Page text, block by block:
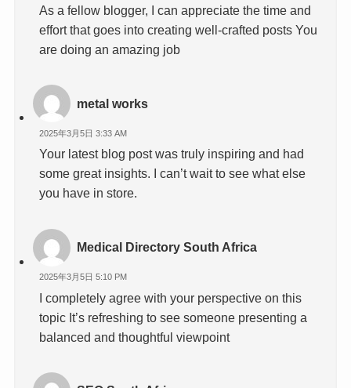
As a fellow blogger, I can appreciate the time and
effort that goes into creating well-crafted posts You
are doing an amazing job
metal works
2025年3月5日 3:33 AM
Your latest blog post was truly inspiring and had
some great insights. I can’t wait to see what else
you have in store.
Medical Directory South Africa
2025年3月5日 5:10 PM
I completely agree with your perspective on this
topic It’s refreshing to see someone presenting a
balanced and thoughtful viewpoint